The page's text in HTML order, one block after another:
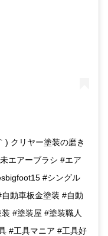
) クリヤー塗装の磨き
エアーブラシ #エア
#シングル
動車板金塗装 #自動
#塗装屋 #塗装職人
#工具マニア #工具好